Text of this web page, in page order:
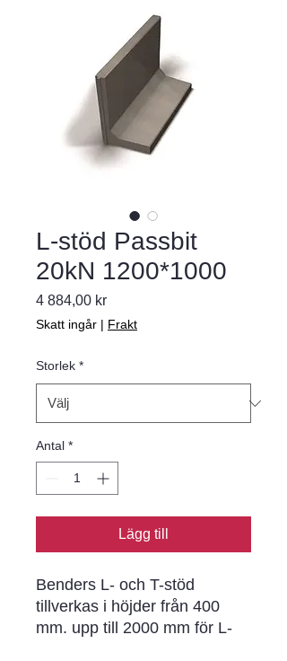
L-stöd Passbit
20kN 1200*1000
4 884,00 krPris
Skatt ingår | Frakt
Storlek *
Antal *
Lägg till
Benders L- och T-stöd
tillverkas i höjder från 400
mm. upp till 2000 mm för L-